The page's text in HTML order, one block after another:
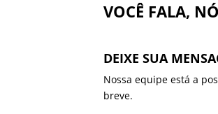
VOCÊ FALA,
DEIXE SUA
Nossa equipe está a
breve.